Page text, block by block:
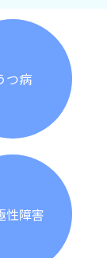
つ病
性障害